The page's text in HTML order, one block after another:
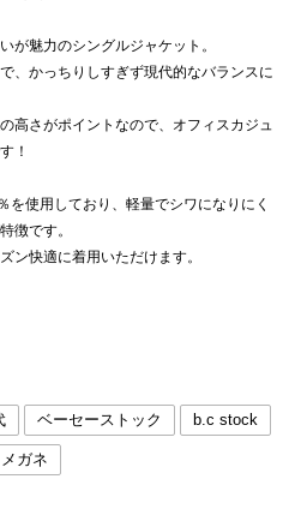
が魅力のシングルジャケット。
、かっちりしすぎず現代的なバランスに
高さがポイントなので、オフィスカジュ
！
使用しており、軽量でシワになりにく
徴です。
ン快適に着用いただけます。
ベーセーストック b.c stock
メガネ